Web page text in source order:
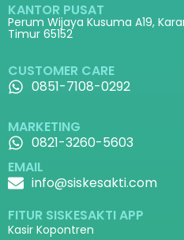
KANTOR PUSAT
Perum Wijaya Kusuma A19,
Timur 65152
CUSTOMER CARE
0851-7108-0292
MARKETING
0821-3260-5603
EMAIL
info@siskesakti.com
FITUR SISKESAKTI APP
Kasir Kopontren